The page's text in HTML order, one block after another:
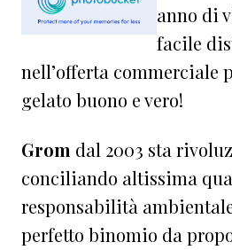
anno di
facile
nell’offerta commerciale
gelato buono e vero!
Grom dal 2003 sta
conciliando altissima
responsabilità
perfetto binomio da